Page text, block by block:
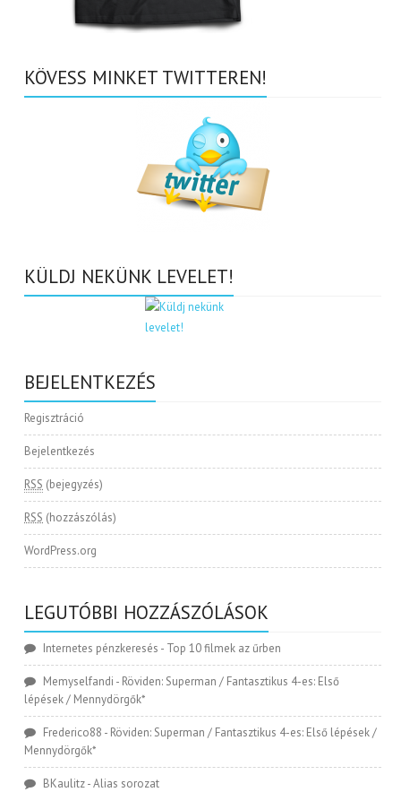
KÖVESS MINKET TWITTEREN!
KÜLDJ NEKÜNK LEVELET!
BEJELENTKEZÉS
Regisztráció
Bejelentkezés
RSS (bejegyzés)
RSS (hozzászólás)
WordPress.org
LEGUTÓBBI HOZZÁSZÓLÁSOK
Internetes pénzkeresés - Top 10 filmek az űrben
Memyselfandi - Röviden: Superman / Fantasztikus 4-es: Első
lépések / Mennydörgők*
Frederico88 - Röviden: Superman / Fantasztikus 4-es: Első lépések /
Mennydörgők*
BKaulitz-Alias sorozat